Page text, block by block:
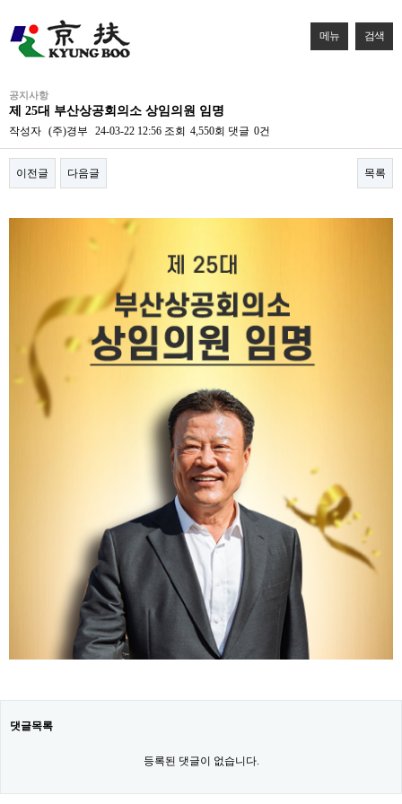
메뉴 검색
공지사항
제 25대 부산상공회의소 상임의원 임명
작성자 (주)경부 24-03-22 12:56 조회 4,550회 댓글 0건
이전글 다음글 목록
본문
댓글목록
등록된 댓글이 없습니다.